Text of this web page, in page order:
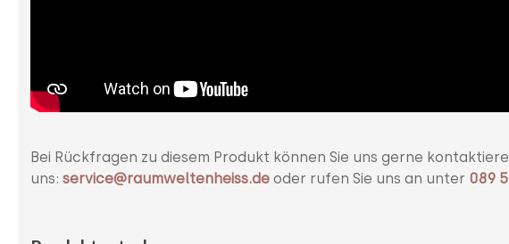
Bei Rückfragen zu diesem Produkt können Sie uns gerne
uns: service@raumweltenheiss.de oder rufen Sie uns an unter 089